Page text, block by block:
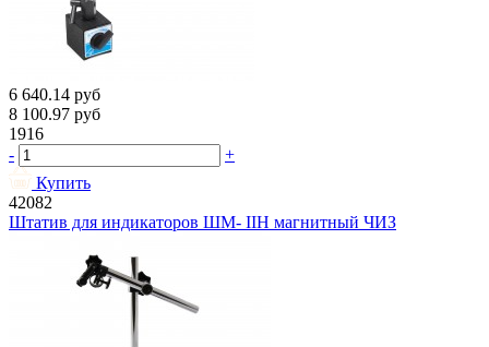
6 640.14 руб
8 100.97 руб
1916
-
+
Купить
42082
Штатив для индикаторов ШМ- IIН магнитный ЧИЗ